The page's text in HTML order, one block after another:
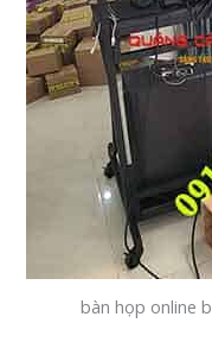
bàn họp online